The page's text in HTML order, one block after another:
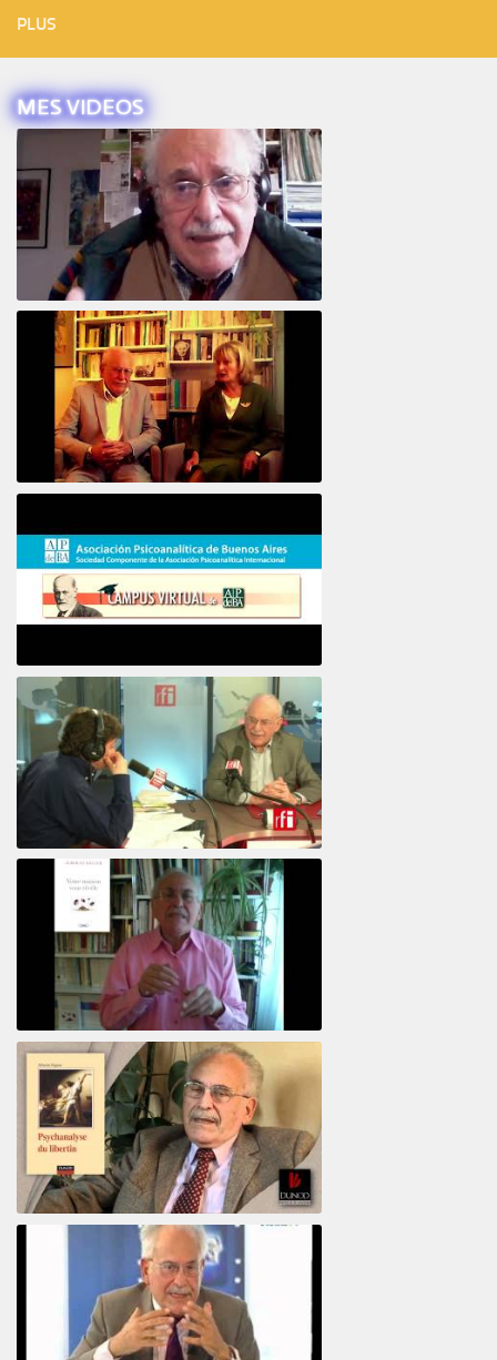
PLUS
MES VIDEOS
Intervista ad Alberto Eiguer
Psicoanálisis por Skype y teléfono Alberto
Eiguer presenta el curso virtual 2017
Votre maison vous révèle
Psychanalyse du libertin